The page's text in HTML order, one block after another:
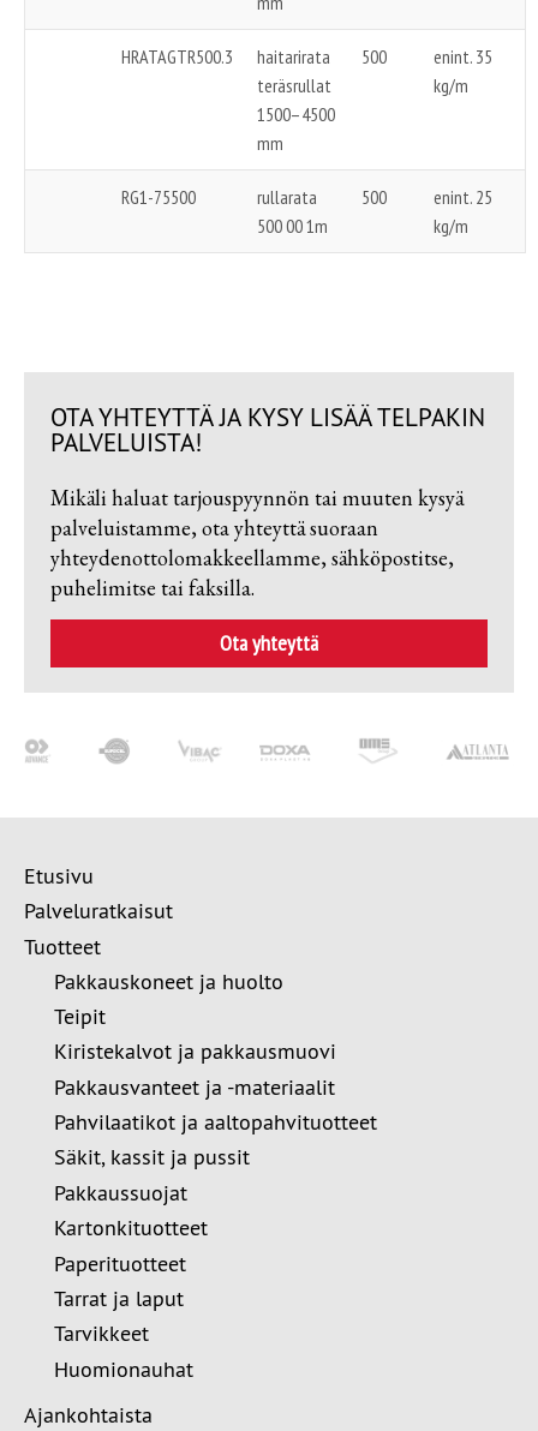
HRATAGTR500.3
haitarirata
teräsrullat
1500–4500
mm
500
enint. 35
kg/m
RG1-75500
rullarata
500 00 1m
500
enint. 25
kg/m
OTA YHTEYTTÄ JA KYSY LISÄÄ TELPAKIN
PALVELUISTA!
Mikäli haluat tarjouspyynnön tai muuten kysyä
palveluistamme, ota yhteyttä suoraan
yhteydenottolomakkeellamme, sähköpostitse,
puhelimitse tai faksilla.
Ota yhteyttä
Etusivu
Palveluratkaisut
Tuotteet
Pakkauskoneet ja huolto
Teipit
Kiristekalvot ja pakkausmuovi
Pakkausvanteet ja -materiaalit
Pahvilaatikot ja aaltopahvituotteet
Säkit, kassit ja pussit
Pakkaussuojat
Kartonkituotteet
Paperituotteet
Tarrat ja laput
Tarvikkeet
Huomionauhat
Ajankohtaista